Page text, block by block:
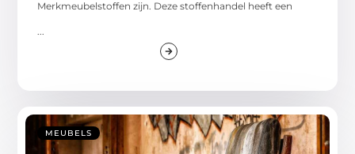
Merkmeubelstoffen zijn. Deze stoffenhandel heeft een
...
MEUBELS